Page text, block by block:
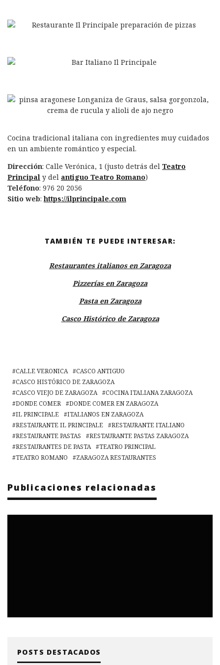
Cocina tradicional italiana con ingredientes muy cuidados
en un ambiente romántico y especial.
Dirección: Calle Verónica, 1 (justo detrás del Teatro
Principal y del antiguo Teatro Romano)
Teléfono: 976 20 2056
Sitio web:https://ilprincipale.com
TAMBIÉN TE PUEDE INTERESAR:
Restaurantes italianos en Zaragoza
Pizzerías en Zaragoza
Pasta en Zaragoza
Casco Histórico de Zaragoza
CALLE VERONICA
CASCO ANTIGUO
CASCO HISTÓRICO DE ZARAGOZA
CASCO VIEJO DE ZARAGOZA
COCINA ITALIANA ZARAGOZA
DONDE COMER
DONDE COMER EN ZARAGOZA
IL PRINCIPALE
ITALIANOS EN ZARAGOZA
RESTAURANTE IL PRINCIPALE
RESTAURANTE ITALIANO
RESTAURANTE PASTAS
RESTAURANTE PASTAS ZARAGOZA
RESTAURANTES DE PASTA
TEATRO PRINCIPAL
TEATRO ROMANO
ZARAGOZA RESTAURANTES
Publicaciones relacionadas
POSTS DESTACADOS